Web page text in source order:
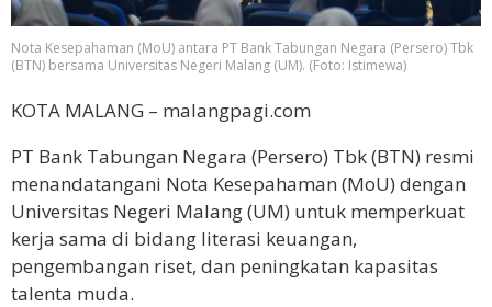
Nota Kesepahaman (MoU) antara PT Bank Tabungan Negara (Persero) Tbk
(BTN) bersama Universitas Negeri Malang (UM). (Foto: Istimewa)
KOTA MALANG – malangpagi.com
PT Bank Tabungan Negara (Persero) Tbk (BTN) resmi
menandatangani Nota Kesepahaman (MoU) dengan
Universitas Negeri Malang (UM) untuk memperkuat
kerja sama di bidang literasi keuangan,
pengembangan riset, dan peningkatan kapasitas
talenta muda.